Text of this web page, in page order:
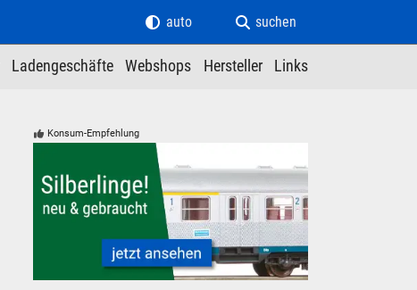
Ladengeschäfte Webshops Hersteller Links
suchen
auto
Konsum-Empfehlung